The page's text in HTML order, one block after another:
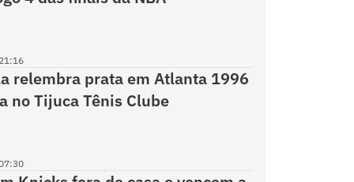
relembra prata em Atlanta 1996
no Tijuca Tênis Clube